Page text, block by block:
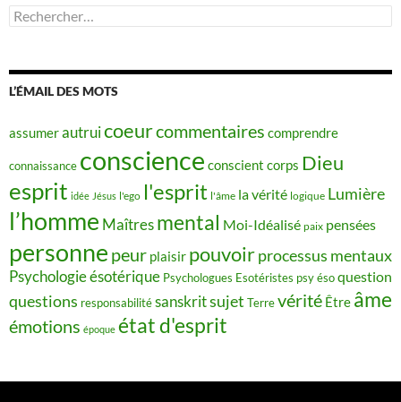
Rechercher :
L’ÉMAIL DES MOTS
assumerautruicoeurcommentaires comprendre
connaissance conscience conscient corps Dieu
esprit idée Jésus l'ego l'esprit l'âme la vérité logique Lumière
l’homme Maîtres mental Moi-Idéalisé paix pensées
personne peur plaisir pouvoirprocessus mentaux
Psychologie ésotérique Psychologues Esotéristes psy ésoquestion
questions responsabilitésanskritsujet Terrevérité Être âme
émotions époque état d'esprit